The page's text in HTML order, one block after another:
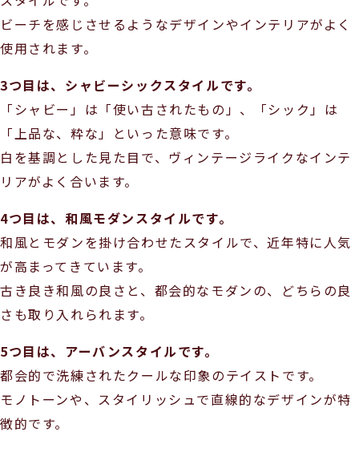
ビーチを感じさせるようなデザインやインテリアがよく
使用されます。
3つ目は、シャビーシックスタイルです。
「シャビー」は「使い古されたもの」、「シック」は
「上品な、粋な」といった意味です。
白を基調とした見た目で、ヴィンテージライクなインテ
リアがよく合います。
4つ目は、和風モダンスタイルです。
和風とモダンを掛け合わせたスタイルで、近年特に人気
が高まってきています。
古き良き和風の良さと、都会的なモダンの、どちらの良
さも取り入れられます。
5つ目は、アーバンスタイルです。
都会的で洗練されたクールな印象のテイストです。
モノトーンや、スタイリッシュで直線的なデザインが特
徴的です。